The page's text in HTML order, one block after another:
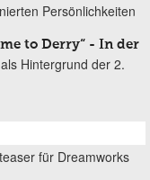
Persönlichkeiten
to Derry“ - In der
Hintergrund der 2.
für Dreamworks